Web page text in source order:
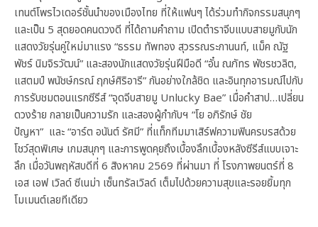
เทนต์โพรไวเดอร์ชั้นนำของเมืองไทย ที่ให้แฟนๆ ได้ร่วมทำกิจกรรมสนุกๆ
และเป็น 5 สุดยอดคนดวงดี ที่ได้ถามคำถาม เปิดตำราจีบแบบสายมูกับนัก
แสดงวัยรุ่นคู่ใหม่มาแรง “ธรรม ทัพทอง สุวรรณระกานนท์, แม็ค ณัฐ
พัชร์ นิมจิรวัฒน์” และสองนักแสดงวัยรุ่นฝีมือดี “อั๋น ณภัทร พัชรชวลิต,
แสตมป์ พนัชษ์กรณ์ ฤกษ์ศิริอารี” กันอย่างใกล้ชิด และอินทุกอารมณ์ไปกับ
การรับชมตอนแรกซีรีส์ “จุดจีบสายมู Unlucky Bae” เมื่อคำสาป…เปลี่ยน
ดวงร้าย กลายเป็นความรัก และสองผู้กำกับฯ “โย อภิรักษ์ ชัย
ปัญหา” และ “อาร์ต อนันต์ รัศมี” ที่แท็กทีมมาเสิร์ฟความฟินครบรสด้วย
โชว์สุดพิเศษ เกมสนุกๆ และการพูดคุยถึงเบื้องลึกเบื้องหลังซีรีส์แบบเจาะ
ลึก เมื่อวันพฤหัสบดีที่ 6 สิงหาคม 2569 ที่ผ่านมา ที่ โรงภาพยนตร์ที่ 8
เอส เอฟ เวิลด์ ซีเนม่า เซ็นทรัลเวิลด์ เต็มไปด้วยความสุขและรอยยิ้มทุก
โมเมนต์เลยทีเดียว